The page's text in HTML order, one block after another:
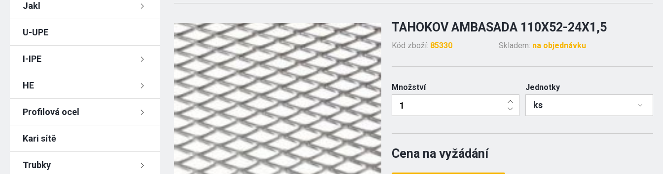
Jakl
U-UPE
I-IPE
HE
Profilová ocel
Kari sítě
Trubky
TAHOKOV AMBASADA 110X52-24X1,5
Kód zboží: 85330 Skladem: na objednávku
Množství Jednotky
ks
Cena na vyžádání